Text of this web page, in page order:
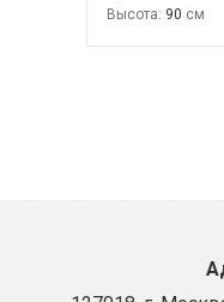
Высота: 90